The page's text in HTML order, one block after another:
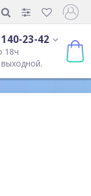
23-42
18ч